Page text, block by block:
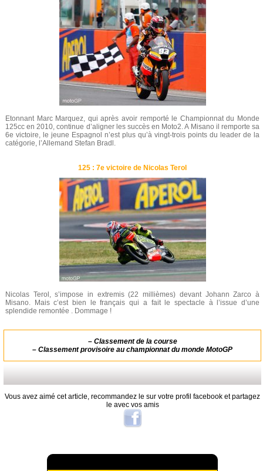
Etonnant Marc Marquez, qui après avoir remporté le Championnat du Monde
125cc en 2010, continue d’aligner les succès en Moto2. A Misano il remporte sa
6e victoire, le jeune Espagnol n’est plus qu’à vingt-trois points du leader de la
catégorie, l’Allemand Stefan Bradl.
125 : 7e victoire de Nicolas Terol
Nicolas Terol, s’impose in extremis (22 millièmes) devant Johann Zarco à
Misano. Mais c’est bien le français qui a fait le spectacle à l’issue d’une
splendide remontée . Dommage !
– Classement de la course
– Classement provisoire au championnat du monde MotoGP
Vous avez aimé cet article, recommandez le sur votre profil facebook et partagez
le avec vos amis